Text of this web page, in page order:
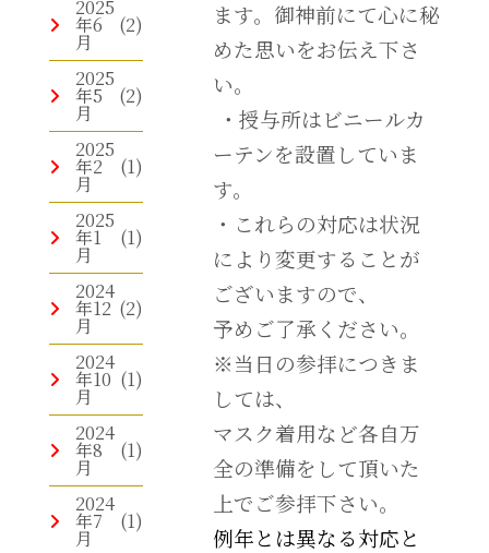
2025
年6
月
(2)
2025
年5
月
(2)
2025
年2
月
(1)
2025
年1
月
(1)
2024
年12
月
(2)
2024
年10
月
(1)
2024
年8
月
(1)
2024
年7
月
(1)
ます。御神前にて心に秘
めた思いをお伝え下さ
い。
・授与所はビニールカ
ーテンを設置していま
す。
・これらの対応は状況
により変更することが
ございますので、
予めご了承ください。
※当日の参拝につきま
しては、
マスク着用など各自万
全の準備をして頂いた
上でご参拝下さい。
例年とは異なる対応と